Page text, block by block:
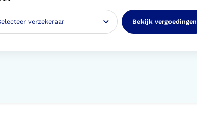
Bekijk vergoedingen